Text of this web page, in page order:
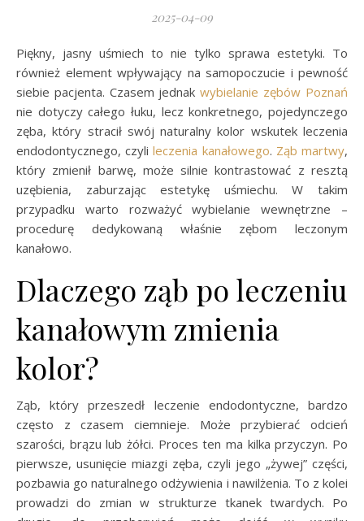
2025-04-09
Piękny, jasny uśmiech to nie tylko sprawa estetyki. To
również element wpływający na samopoczucie i pewność
siebie pacjenta. Czasem jednakwybielanie zębów Poznań
nie dotyczy całego łuku, lecz konkretnego, pojedynczego
zęba, który stracił swój naturalny kolor wskutek leczenia
endodontycznego, czylileczenia kanałowego. Ząb martwy,
który zmienił barwę, może silnie kontrastować z resztą
uzębienia, zaburzając estetykę uśmiechu. W takim
przypadku warto rozważyć wybielanie wewnętrzne –
procedurę dedykowaną właśnie zębom leczonym
kanałowo.
Dlaczego ząb po leczeniu
kanałowym zmienia
kolor?
Ząb, który przeszedł leczenie endodontyczne, bardzo
często z czasem ciemnieje. Może przybierać odcień
szarości, brązu lub żółci. Proces ten ma kilka przyczyn. Po
pierwsze, usunięcie miazgi zęba, czyli jego „żywej” części,
pozbawia go naturalnego odżywienia i nawilżenia. To z kolei
prowadzi do zmian w strukturze tkanek twardych. Po